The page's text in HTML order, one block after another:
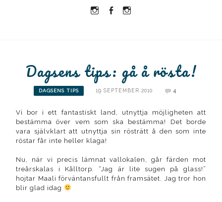
Instagram
Facebook
Dagsens tips: gå å rösta!
DAGSENS TIPS 19 SEPTEMBER 2010 4
Vi bor i ett fantastiskt land, utnyttja möjligheten att
bestämma över vem som ska bestämma! Det borde
vara självklart att utnyttja sin rösträtt å den som inte
röstar får inte heller klaga!
Nu, när vi precis lämnat vallokalen, går färden mot
treårskalas i Kålltorp. “Jag är lite sugen på glass!”
hojtar Maali förväntansfullt från framsätet. Jag tror hon
blir glad idag